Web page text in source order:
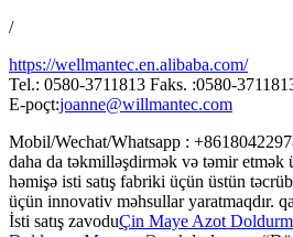
/
https://wellmantec.en.alibaba.com/
Tel.: 0580-3711813 Faks. :0580-
E-poçt:joanne@willmantec.com
Mobil/Wechat/Whatsapp :
daha da təkmilləşdirmək və təmir etmək
həmişə isti satış fabriki üçün üstün
üçün innovativ məhsullar yaratmaqdır.
İsti satış zavoduÇin Maye Azot